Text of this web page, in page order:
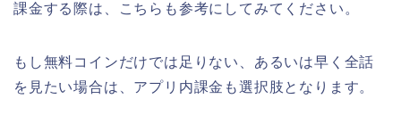
課金する際は、こちらも参考にしてみてください。
もし無料コインだけでは足りない、あるいは早く全話
を見たい場合は、アプリ内課金も選択肢となります。